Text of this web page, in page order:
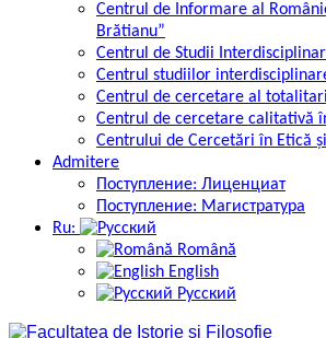
Centrul de Informare al
Brătianu”
Centrul de Studii
Centrul studiilor
Centrul de cercetare al
Centrul de cercetare calitativă
Centrului de Cercetări în Etică
Admitere
Поступление: Лиценциат
Поступление: Магистратура
Ru:
Română
English
Русский